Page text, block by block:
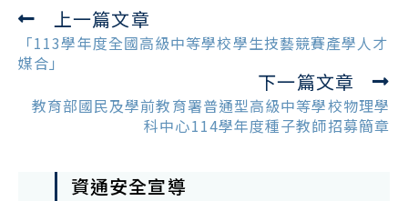
Read
more
articles
上一篇文章
「113學年度全國高級中等學校學生技藝競賽產學人才
媒合」
下一篇文章
教育部國民及學前教育署普通型高級中等學校物理學
科中心114學年度種子教師招募簡章
資通安全宣導